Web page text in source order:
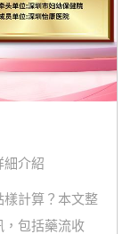
細介紹
樣計算？本文整
，包括藥流收